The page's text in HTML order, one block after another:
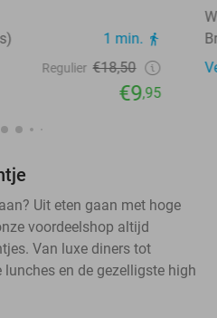
1 min.
Regulier €18,50
€9,95
Uit eten gaan met hoge
voordeelshop altijd
Van luxe diners tot
en de gezelligste high